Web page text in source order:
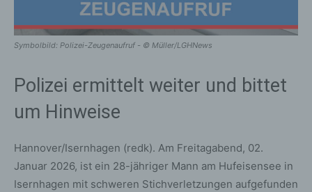
Symbolbild: Polizei-Zeugenaufruf - © Müller/LGHNews
Polizei ermittelt weiter und bittet
um Hinweise
Hannover/Isernhagen (redk). Am Freitagabend, 02.
Januar 2026, ist ein 28-jähriger Mann am Hufeisensee in
Isernhagen mit schweren Stichverletzungen aufgefunden